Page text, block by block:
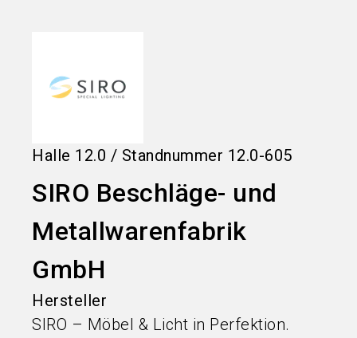
Halle 12.0 / Standnummer 12.0-605
SIRO Beschläge- und
Metallwarenfabrik
GmbH
Hersteller
SIRO – Möbel & Licht in Perfektion.